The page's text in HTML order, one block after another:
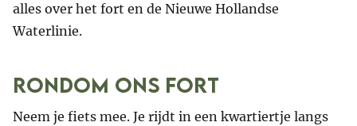
alles over het fort en de Nieuwe Hollandse
Waterlinie.
Rondom ons Fort
Neem je fiets mee. Je rijdt in een kwartiertje langs